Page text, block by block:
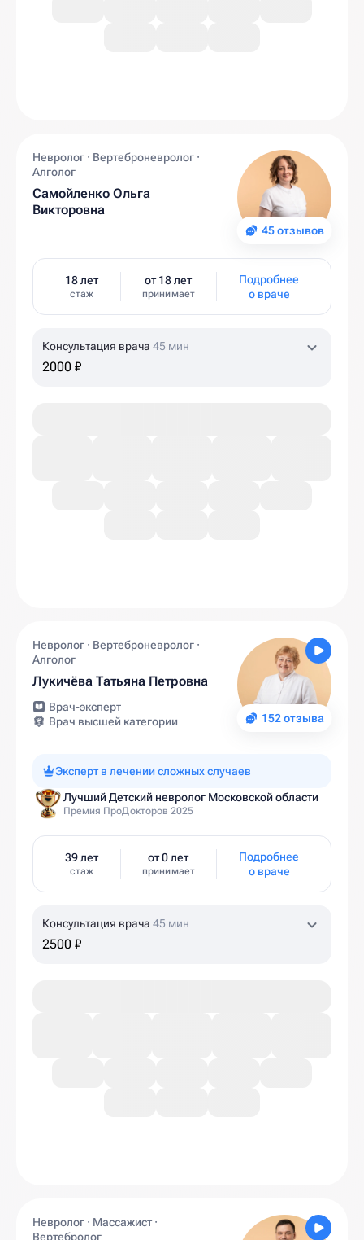
45 отзывов
Невролог · Вертеброневролог ·
Алголог
Самойленко Ольга
Викторовна
18 лет
стаж
от 18 лет
принимает
Подробнее
о враче
Консультация врача 45 мин
2000 ₽
152 отзыва
Невролог · Вертеброневролог ·
Алголог
Лукичёва Татьяна Петровна
Врач-эксперт
Врач высшей категории
Эксперт в лечении сложных случаев
Лучший Детский невролог Московской области
Премия ПроДокторов 2025
39 лет
стаж
от 0 лет
принимает
Подробнее
о враче
Консультация врача 45 мин
2500 ₽
Невролог · Массажист ·
Вертебролог